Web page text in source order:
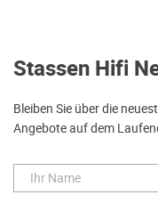
Stassen Hifi
Bleiben Sie über die
Angebote auf dem